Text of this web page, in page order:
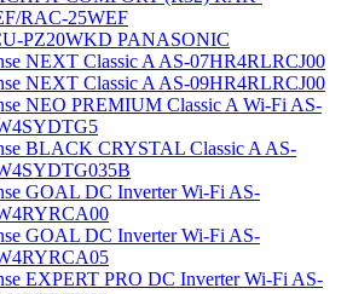
RAC-25WEF
PZ20WKD PANASONIC
NEXT Classic A AS-07HR4RLRCJ00
NEXT Classic A AS-09HR4RLRCJ00
NEO PREMIUM Classic A Wi-Fi AS-
BLACK CRYSTAL Classic A AS-
GOAL DC Inverter Wi-Fi AS-
GOAL DC Inverter Wi-Fi AS-
EXPERT PRO DC Inverter Wi-Fi AS-